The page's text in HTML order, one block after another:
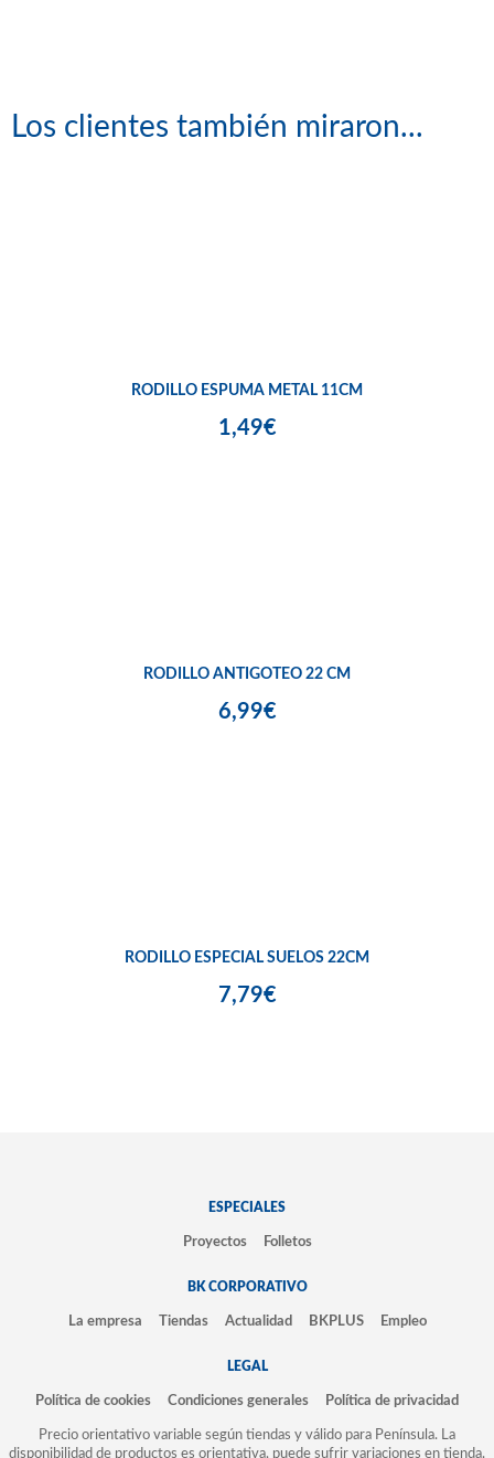
Los clientes también miraron...
RODILLO ESPUMA METAL 11CM
1,49€
RODILLO ANTIGOTEO 22 CM
6,99€
RODILLO ESPECIAL SUELOS 22CM
7,79€
ESPECIALES
Proyectos Folletos
BK CORPORATIVO
La empresa Tiendas Actualidad BKPLUS Empleo
LEGAL
Política de cookies Condiciones generales Política de privacidad
Precio orientativo variable según tiendas y válido para Península. La
disponibilidad de productos es orientativa, puede sufrir variaciones en tienda.